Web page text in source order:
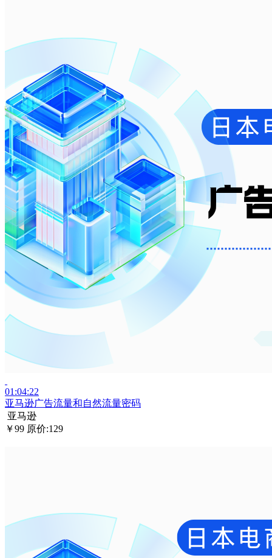
01:04:22
亚马逊广告流量和自然流量密码
亚马逊
￥99 原价:129